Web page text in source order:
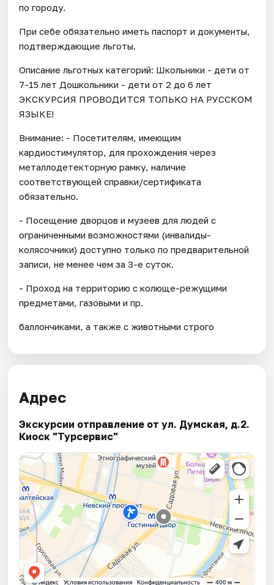
по городу.
При себе обязательно иметь паспорт и документы,
подтверждающие льготы.
Описание льготных категорий: Школьники - дети от
7-15 лет Дошкольники - дети от 2 до 6 лет
ЭКСКУРСИЯ ПРОВОДИТСЯ ТОЛЬКО НА РУССКОМ
ЯЗЫКЕ!
Внимание: - Посетителям, имеющим
кардиостимулятор, для прохождения через
металлодетекторную рамку, наличие
соответствующей справки/сертификата
обязательно.
- Посещение дворцов и музеев для людей с
ограниченными возможностями (инвалиды-
колясочники) доступно только по предварительной
записи, не менее чем за 3-е суток.
- Проход на территорию с колюще-режущими
предметами, газовыми и пр.
баллончиками, а также с животными строго
Адрес
Экскурсии отправление от ул. Думская, д.2.
Киоск "Турсервис"